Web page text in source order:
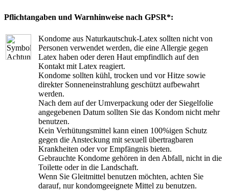
Pflichtangaben und Warnhinweise nach GPSR*:
Kondome aus Naturkautschuk-Latex sollten nicht von
Personen verwendet werden, die eine Allergie gegen
Latex haben oder deren Haut empfindlich auf den
Kontakt mit Latex reagiert.
Kondome sollten kühl, trocken und vor Hitze sowie
direkter Sonneneinstrahlung geschützt aufbewahrt
werden.
Nach dem auf der Umverpackung oder der Siegelfolie
angegebenen Datum sollten Sie das Kondom nicht mehr
benutzen.
Kein Verhütungsmittel kann einen 100%igen Schutz
gegen die Ansteckung mit sexuell übertragbaren
Krankheiten oder vor Empfängnis bieten.
Gebrauchte Kondome gehören in den Abfall, nicht in die
Toilette oder in die Landschaft.
Wenn Sie Gleitmittel benutzen möchten, achten Sie
darauf, nur kondomgeeignete Mittel zu benutzen.